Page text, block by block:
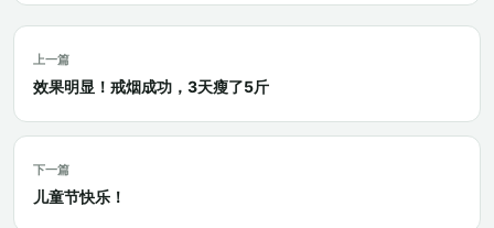
上一篇
效果明显！戒烟成功，3天瘦了5斤
下一篇
儿童节快乐！